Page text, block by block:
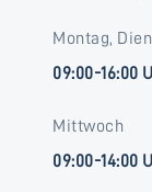
Montag,
09:00-16:00
Mittwoch
09:00-14:00